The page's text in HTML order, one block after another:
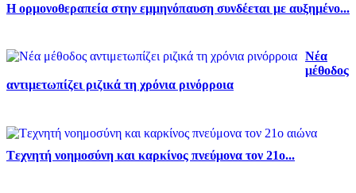
Η ορμονοθεραπεία στην εμμηνόπαυση συνδέεται με αυξημένο...
Νέα
μέθοδος
αντιμετωπίζει ριζικά τη χρόνια ρινόρροια
Tεχνητή νοημοσύνη και καρκίνος πνεύμονα τον 21ο...